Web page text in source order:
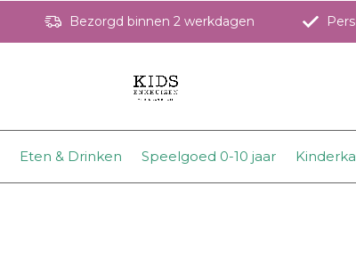
Eten & Drinken Speelgoed 0-10 jaar
Bezorgd binnen 2 werkdagen